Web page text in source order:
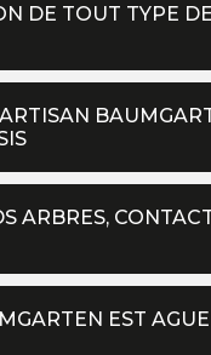
DE TOUT TYPE
ARBRES,
EST